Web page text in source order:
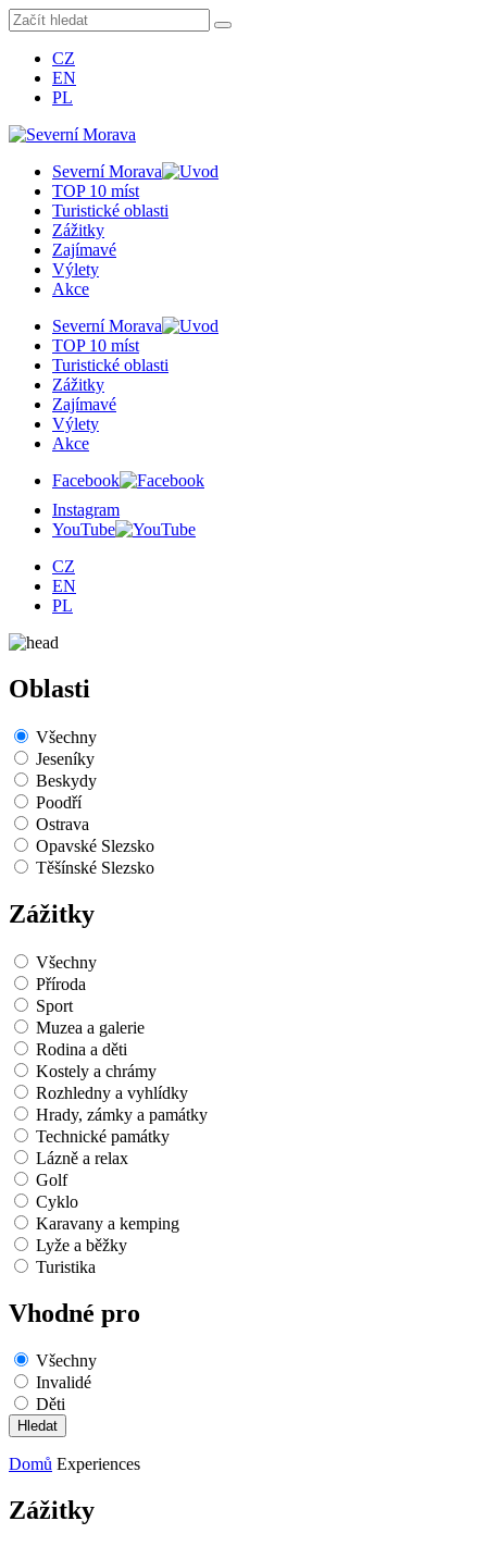
CZ
EN
PL
Severní Morava
TOP 10 míst
Turistické oblasti
Zážitky
Zajímavé
Výlety
Akce
Severní Morava
TOP 10 míst
Turistické oblasti
Zážitky
Zajímavé
Výlety
Akce
Facebook
Instagram
YouTube
CZ
EN
PL
Oblasti
Všechny
Jeseníky
Beskydy
Poodří
Ostrava
Opavské Slezsko
Těšínské Slezsko
Zážitky
Všechny
Příroda
Sport
Muzea a galerie
Rodina a děti
Kostely a chrámy
Rozhledny a vyhlídky
Hrady, zámky a památky
Technické památky
Lázně a relax
Golf
Cyklo
Karavany a kemping
Lyže a běžky
Turistika
Vhodné pro
Všechny
Invalidé
Děti
Domů Experiences
Zážitky